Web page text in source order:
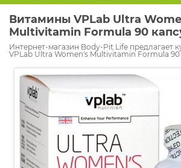
Витамины VPLab Ultra
Multivitamin Formula 90
Интернет-магазин Body-Pit.Life предлагает
VPLab Ultra Women's Multivitamin Formula 90